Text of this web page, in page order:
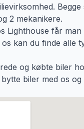
2 mekanikere.
Lighthouse får
kan du finde alle
og købte biler
biler med os